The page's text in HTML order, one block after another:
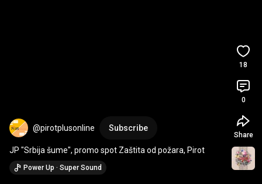
@pirotplusonline Subscribe
JP "Srbija šume", promo spot Zaštita od požara, Pirot
Power Up · Super Sound
18
0
Share